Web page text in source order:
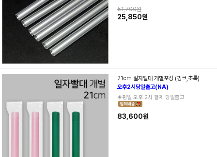
51,700원
25,850원
21cm 일자빨대 개별포장 (핑크,초록)
오후2시당일출고(NA)
◈평일 오후 2시 결제 당일출고
83,600원